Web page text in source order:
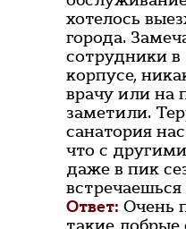
хотелось
города.
сотрудники
корпусе,
врачу или на
заметили.
санатория
что с
даже в пик
встречаешься
Ответ: Очень